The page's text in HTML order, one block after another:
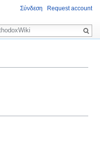
Σύνδεση Request account